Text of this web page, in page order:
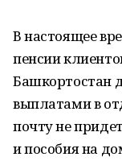
В настоящее
пенсии
Башкортостан
выплатами в
почту не
и пособия на